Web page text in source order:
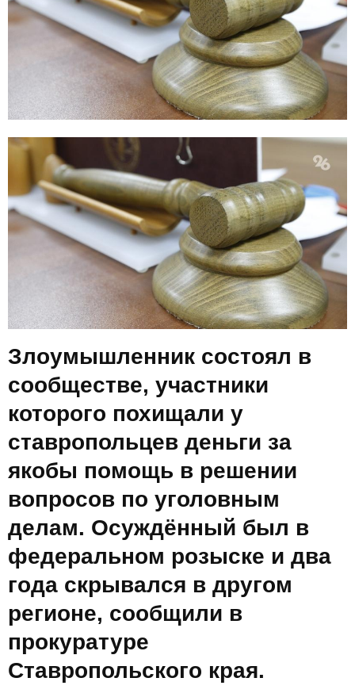
N
Злоумышленник состоял в
сообществе, участники
которого похищали у
ставропольцев деньги за
якобы помощь в решении
вопросов по уголовным
делам. Осуждённый был в
федеральном розыске и два
года скрывался в другом
регионе, сообщили в
прокуратуре
Ставропольского края.